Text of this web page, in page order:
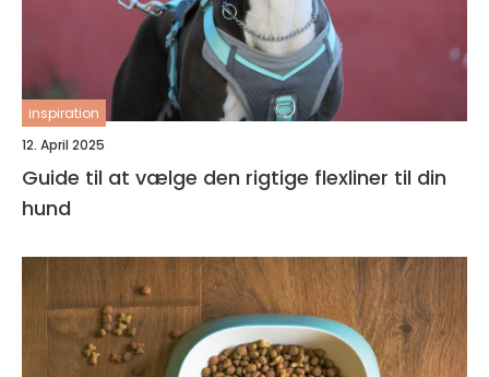
inspiration
12. April 2025
Guide til at vælge den rigtige flexliner til din
hund